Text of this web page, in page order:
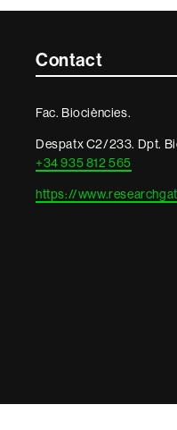
Contacte
informació
legal
Contact
Fac. Biociències.
Despatx C2/233. Dpt.
+34 935 812 565
https://